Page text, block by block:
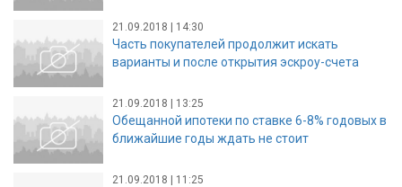
21.09.2018 | 14:30
Часть покупателей продолжит искать
варианты и после открытия эскроу-счета
21.09.2018 | 13:25
Обещанной ипотеки по ставке 6-8% годовых в
ближайшие годы ждать не стоит
21.09.2018 | 11:25